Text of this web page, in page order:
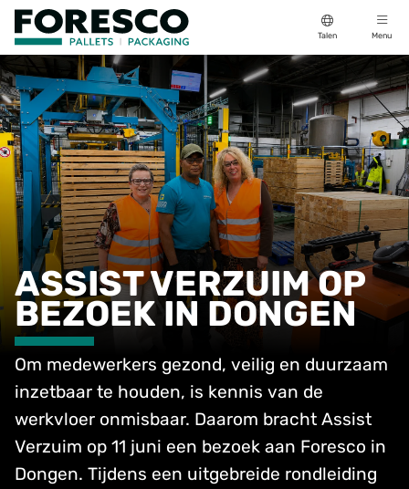
Talen Menu
ASSIST VERZUIM OP
BEZOEK IN DONGEN
Om medewerkers gezond, veilig en duurzaam
inzetbaar te houden, is kennis van de
werkvloer onmisbaar. Daarom bracht Assist
Verzuim op 11 juni een bezoek aan Foresco in
Dongen. Tijdens een uitgebreide rondleiding